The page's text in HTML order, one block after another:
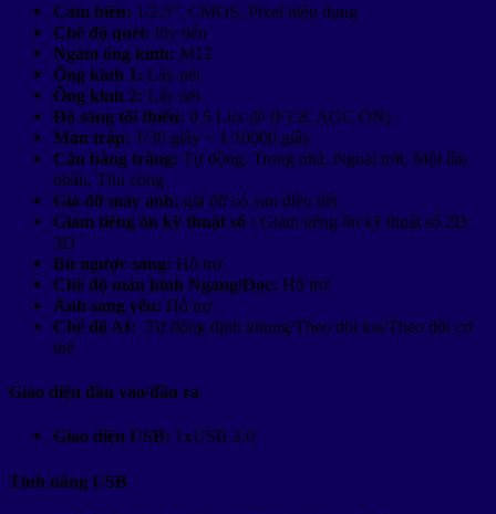
Cảm biến: 1/2.5”, CMOS, Pixel hiệu dụng
Chế độ quét: lũy tiến
Ngàm ống kính: M12
Ống kính 1: Lấy nét
Ống kính 2: Lấy nét
Độ sáng tối thiểu: 0,5 Lux @ (F1.8, AGC ON)
Màn trập: 1/30 giây ~ 1/10000 giây
Cân bằng trắng: Tự động, Trong nhà, Ngoài trời, Một lần
nhấn, Thủ công
Giá đỡ máy ảnh: giá đỡ có van điều tiết
Giảm tiếng ồn kỹ thuật số : Giảm tiếng ồn kỹ thuật số 2D,
3D
Bù ngược sáng: Hỗ trợ
Chế độ màn hình Ngang/Dọc: Hỗ trợ
Ánh sáng yếu: Hỗ trợ
Chế độ AI: Tự động định khung/Theo dõi loa/Theo dõi cơ
thể
Giao diện đầu vào/đầu ra
Giao diện USB: 1xUSB 3.0
Tính năng USB